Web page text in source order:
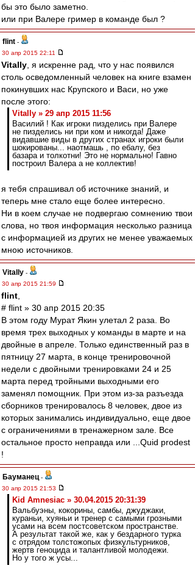
бы это было заметно.
или при Валере гример в команде был ?
flint -
30 апр 2015 22:11
Vitally , я искренне рад, что у нас появился
столь осведомленный человек на книге взамен
покинувших нас Крупского и Васи, но уже
после этого:
Vitally » 29 апр 2015 11:56
Василий ! Как игроки пизделись при Валере
не пизделись ни при ком и никогда! Даже
видавшие виды в других странах игроки были
шокированы... наотмашь , по ебалу, без
базара и толкотни! Это не нормально! Гавно
построил Валера а не коллектив!
я тебя спрашивал об источнике знаний, и
теперь мне стало еще более интересно.
Ни в коем случае не подвергаю сомнению твои
слова, но твоя информация несколько разница
с информацией из других не менее уважаемых
мною источников.
Vitally -
30 апр 2015 21:59
flint
# flint » 30 апр 2015 20:35
В этом году Мурат Якин улетал 2 раза. Во
время трех выходных у команды в марте и на
двойные в апреле. Только единственный раз в
пятницу 27 марта, в конце тренировочной
недели с двойными тренировками 24 и 25
марта перед тройными выходными его
заменял помощник. При этом из-за разъезда
сборников тренировалось 8 человек, двое из
которых занимались индивидуально, еще двое
с ограничениями в тренажерном зале. Все
остальное просто неправда или ...Quid prodest
!
Бауманец -
30 апр 2015 21:53
Kid Amnesiac » 30.04.2015 20:31:39
Вальбуэны, кокорины, самбы, джуджаки,
кураньи, хуяньи и тренер с самыми грозными
усами на всем постсоветском пространстве.
А результат такой же, как у бездарного турка
с отрядом толстожопых физкультурников,
жертв геноцида и талантливой молодежи.
Но у того ж усы...